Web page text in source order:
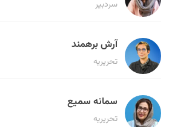
سردبیر
آرش برهمند
تحریریه
سمانه سمیع
تحریریه